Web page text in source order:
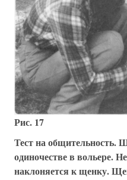
Рис. 17
Тест на общительность.
одиночестве в вольере.
наклоняется к щенку.